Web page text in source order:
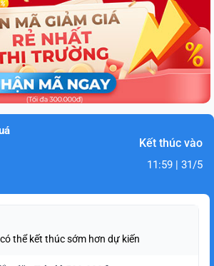
Kết thúc vào
11:59 | 31/5
thể kết thúc sớm hơn dự kiến